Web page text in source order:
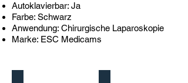
Autoklavierbar: Ja
Farbe: Schwarz
Anwendung: Chirurgische Laparoskopie
Marke: ESC Medicams